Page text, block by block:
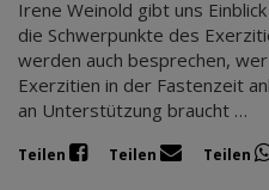
Irene Weinold gibt uns
die Schwerpunkte des
werden auch besprechen,
Exerzitien in der Fastenzeit
an Unterstützung braucht …
Teilen Teilen Teilen